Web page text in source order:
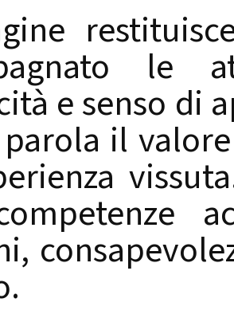
le
e senso di
il